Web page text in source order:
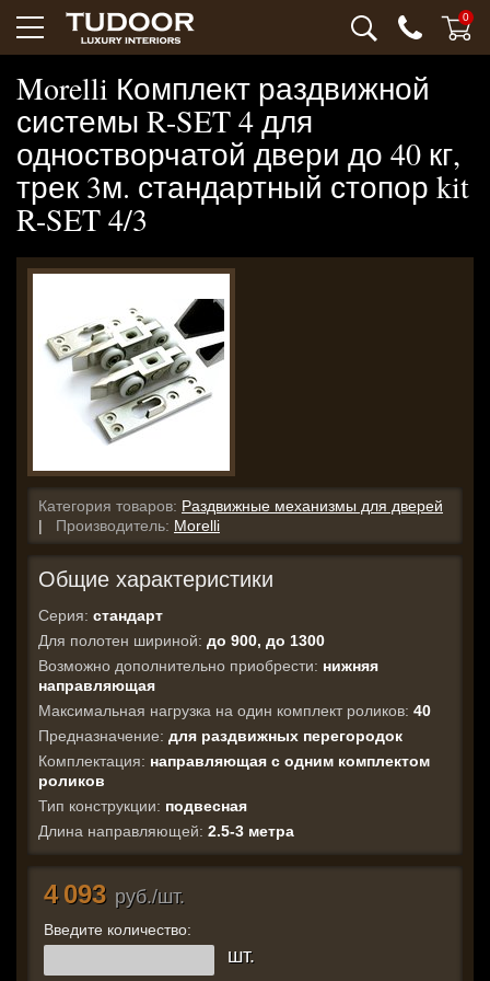
0
Morelli Комплект раздвижной
системы R-SET 4 для
одностворчатой двери до 40 кг,
трек 3м. стандартный стопор kit
R-SET 4/3
Категория товаров: Раздвижные механизмы для дверей
| Производитель: Morelli
Общие характеристики
Серия: стандарт
Для полотен шириной: до 900, до 1300
Возможно дополнительно приобрести: нижняя
направляющая
Максимальная нагрузка на один комплект роликов: 40
Предназначение: для раздвижных перегородок
Комплектация: направляющая с одним комплектом
роликов
Тип конструкции: подвесная
Длина направляющей: 2.5-3 метра
4 093 руб./шт.
Введите количество:
шт.